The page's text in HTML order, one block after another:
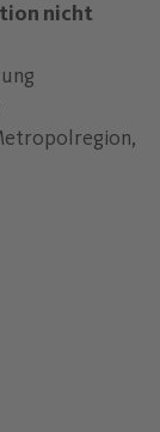
nicht